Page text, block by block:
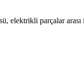
elektrikli parçalar